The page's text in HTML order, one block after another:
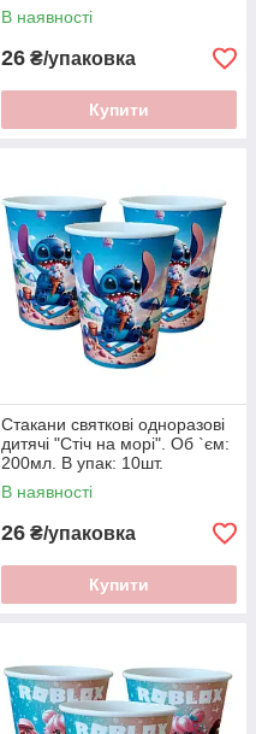
В наявності
26 ₴/упаковка
Купити
Стакани святкові одноразові
дитячі "Стiч на морi". Об `єм:
200мл. В упак: 10шт.
В наявності
26 ₴/упаковка
Купити